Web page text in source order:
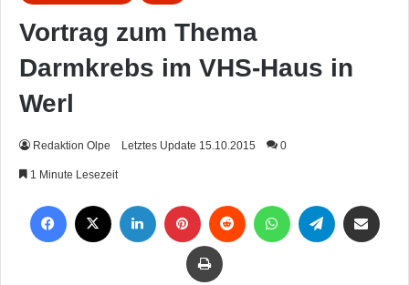
Vortrag zum Thema
Darmkrebs im VHS-Haus in
Werl
Redaktion Olpe Letztes Update 15.10.2015 0
1 Minute Lesezeit
Drucken